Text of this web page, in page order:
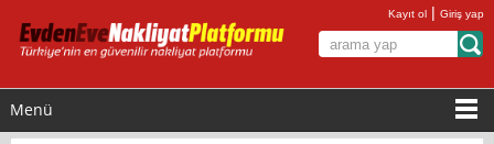
Kayıt ol |Giriş yap
Menü